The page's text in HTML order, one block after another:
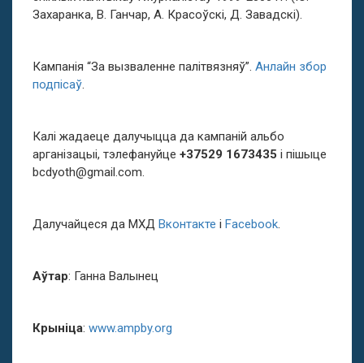
Захаранка, В. Ганчар, А. Красоўскі, Д. Завадскі).
Кампанія “За вызваленне палітвязняў”. Анлайн збор
подпісаў.
Калі жадаеце далучыцца да кампаній альбо
арганізацыі, тэлефануйце +37529 1673435 і пішыце
bcdyoth@gmail.com.
Далучайцеся да МХД Вконтакте і Facebook.
Аўтар: Ганна Валынец
Крыніца: www.ampby.org